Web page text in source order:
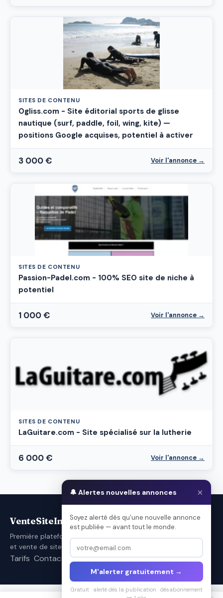
SITES DE CONTENU
Ogliss.com - Site éditorial sports de glisse
nautique (surf, paddle, foil, wing, kite) —
positions Google acquises, potentiel à activer
3 000 € Voir l'annonce →
SITES DE CONTENU
Passion-Padel.com - 100% SEO site de niche à
potentiel
1 000 € Voir l'annonce →
SITES DE CONTENU
LaGuitare.com - Site spécialisé sur la lutherie
6 000 € Voir l'annonce →
🔔 Alertes nouvelles annonces ×
Soyez alerté dès qu'une nouvelle annonce
est publiée — avant tout le monde.
M'alerter gratuitement →
Gratuit · alerté dès la publication · désabonnement
VenteSiteInternet.com
Première plateforme française d'achat
et vente de sites internet.
Tarifs Contact Conditions d’utilisation